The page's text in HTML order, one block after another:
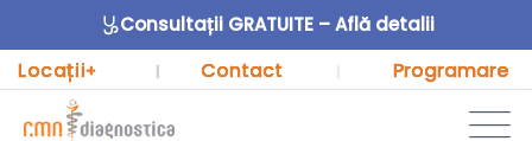
Consultații GRATUITE – Află detalii
Locații+ | Contact Programare